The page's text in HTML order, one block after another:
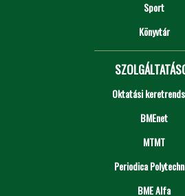
Sport
Könyvtár
Oktatási
BMEnet
MTMT
Periodica
BME Alfa